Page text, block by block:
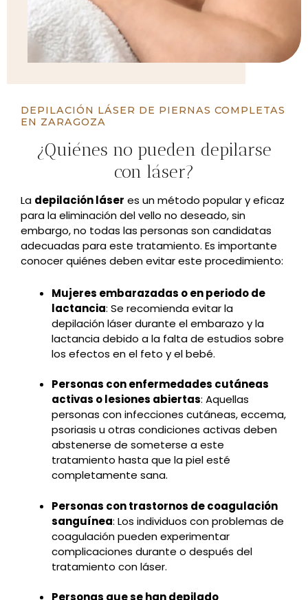
DEPILACIÓN LÁSER DE PIERNAS COMPLETAS
EN ZARAGOZA
¿Quiénes no pueden depilarse
con láser?
La depilación láser es un método popular y eficaz
para la eliminación del vello no deseado, sin
embargo, no todas las personas son candidatas
adecuadas para este tratamiento. Es importante
conocer quiénes deben evitar este procedimiento:
Mujeres embarazadas o en periodo de
lactancia: Se recomienda evitar la
depilación láser durante el embarazo y la
lactancia debido a la falta de estudios sobre
los efectos en el feto y el bebé.
Personas con enfermedades cutáneas
activas o lesiones abiertas: Aquellas
personas con infecciones cutáneas, eccema,
psoriasis u otras condiciones activas deben
abstenerse de someterse a este
tratamiento hasta que la piel esté
completamente sana.
Personas con trastornos de coagulación
sanguínea: Los individuos con problemas de
coagulación pueden experimentar
complicaciones durante o después del
tratamiento con láser.
Personas que se han depilado